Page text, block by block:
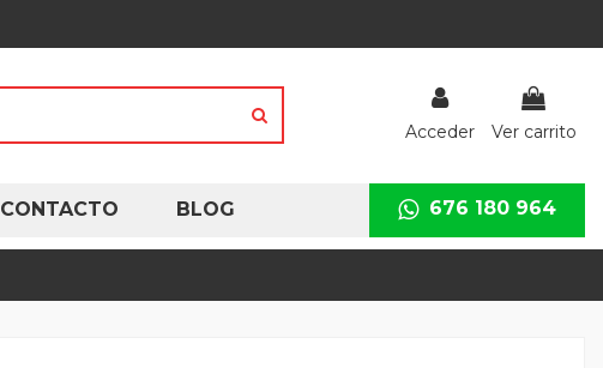
Acceder Ver carrito
CONTACTO BLOG 676 180 964